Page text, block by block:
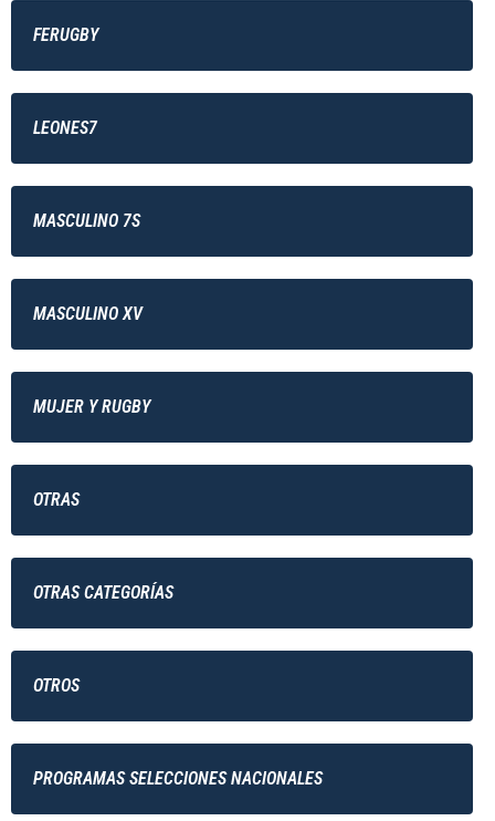
FERUGBY
LEONES7
MASCULINO 7S
MASCULINO XV
MUJER Y RUGBY
OTRAS
OTRAS CATEGORÍAS
OTROS
PROGRAMAS SELECCIONES NACIONALES